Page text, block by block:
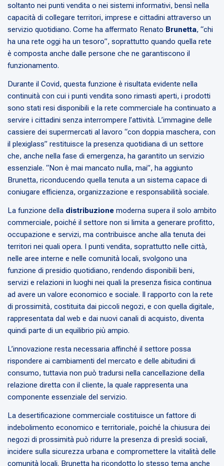
soltanto nei punti vendita o nei sistemi informativi, bensì nella
capacità di collegare territori, imprese e cittadini attraverso un
servizio quotidiano. Come ha affermato Renato Brunetta, “chi
ha una rete oggi ha un tesoro”, soprattutto quando quella rete
è composta anche dalle persone che ne garantiscono il
funzionamento.
Durante il Covid, questa funzione è risultata evidente nella
continuità con cui i punti vendita sono rimasti aperti, i prodotti
sono stati resi disponibili e la rete commerciale ha continuato a
servire i cittadini senza interrompere l’attività. L’immagine delle
cassiere dei supermercati al lavoro “con doppia maschera, con
il plexiglass” restituisce la presenza quotidiana di un settore
che, anche nella fase di emergenza, ha garantito un servizio
essenziale. “Non è mai mancato nulla, mai”, ha aggiunto
Brunetta, riconducendo quella tenuta a un sistema capace di
coniugare efficienza, organizzazione e responsabilità sociale.
La funzione della distribuzione moderna supera il solo ambito
commerciale, poiché il settore non si limita a generare profitto,
occupazione e servizi, ma contribuisce anche alla tenuta dei
territori nei quali opera. I punti vendita, soprattutto nelle città,
nelle aree interne e nelle comunità locali, svolgono una
funzione di presidio quotidiano, rendendo disponibili beni,
servizi e relazioni in luoghi nei quali la presenza fisica continua
ad avere un valore economico e sociale. Il rapporto con la rete
di prossimità, costituita dai piccoli negozi, e con quella digitale,
rappresentata dal web e dai nuovi canali di acquisto, diventa
quindi parte di un equilibrio più ampio.
L’innovazione resta necessaria affinché il settore possa
rispondere ai cambiamenti del mercato e delle abitudini di
consumo, tuttavia non può tradursi nella cancellazione della
relazione diretta con il cliente, la quale rappresenta una
componente essenziale del servizio.
La desertificazione commerciale costituisce un fattore di
indebolimento economico e territoriale, poiché la chiusura dei
negozi di prossimità può ridurre la presenza di presìdi sociali,
incidere sulla sicurezza urbana e compromettere la vitalità delle
comunità locali. Brunetta ha ricondotto lo stesso tema anche